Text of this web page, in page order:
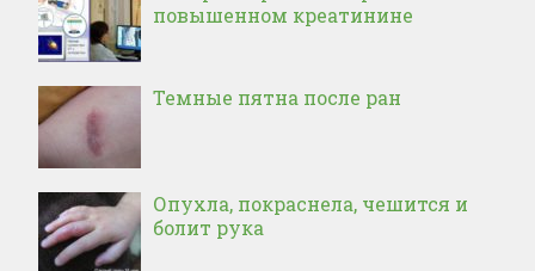
повышенном креатинине
Темные пятна после ран
Опухла, покраснела, чешится и
болит рука